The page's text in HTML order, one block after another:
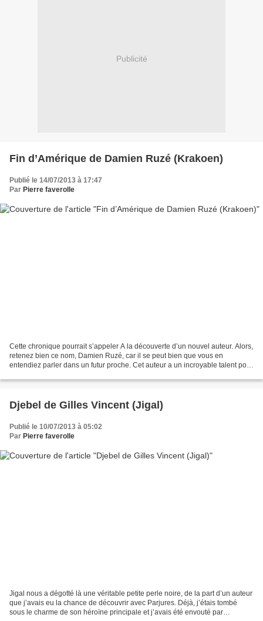
Publicité
Fin d’Amérique de Damien Ruzé (Krakoen)
Publié le 14/07/2013 à 17:47
Par Pierre faverolle
Cette chronique pourrait s’appeler A la découverte d’un nouvel auteur. Alors,
retenez bien ce nom, Damien Ruzé, car il se peut bien que vous en
entendiez parler dans un futur proche. Cet auteur a un incroyable talent pour
Djebel de Gilles Vincent (Jigal)
Publié le 10/07/2013 à 05:02
Par Pierre faverolle
Jigal nous a dégotté là une véritable petite perle noire, de la part d’un auteur
que j’avais eu la chance de découvrir avec Parjures. Déjà, j’étais tombé
sous le charme de son héroïne principale et j’avais été envouté par